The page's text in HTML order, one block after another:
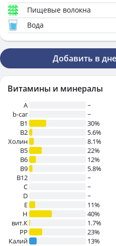
Пищевые волокна
Вода
Добавить в
Витамины и минералы
A
~
b-car
~
В1
30%
B2
5.6%
Холин
8.1%
B5
22%
B6
12%
B9
5.8%
B12
~
C
~
D
~
E
11%
H
40%
вит.К
1.7%
PP
23%
Калий
13%